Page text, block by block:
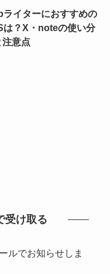
ライターにおすすめの
は？X・noteの使い分
注意点
受け取る
ルでお知らせしま